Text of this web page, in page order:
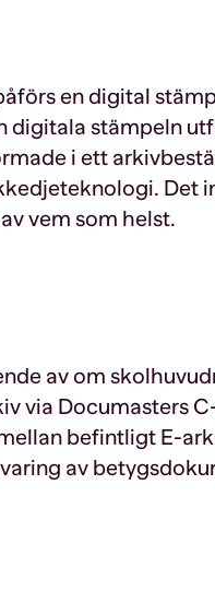
en digital
digitala stämpeln
i ett
Det
vem som helst.
av om
via Documasters
befintligt E-
av